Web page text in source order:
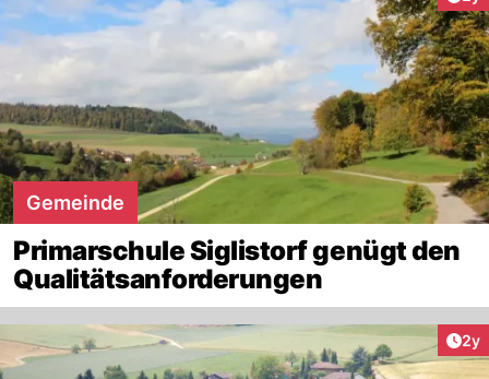
Gemeinde
Primarschule Siglistorf genügt den
Qualitätsanforderungen
2y